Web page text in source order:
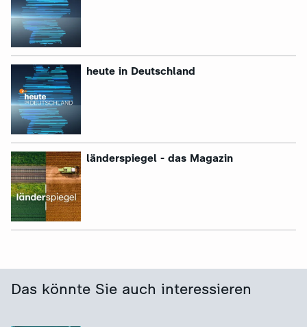
heute in Deutschland
länderspiegel - das Magazin
Das könnte Sie auch interessieren